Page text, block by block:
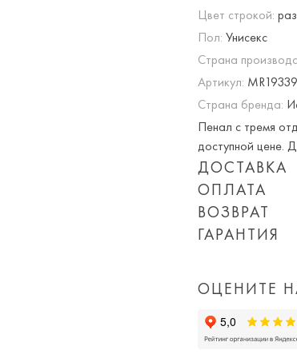
Цвет строкой:
Пол: Унисекс
Страна
Артикул: MR19339
Страна бренда:
Пенал с тремя
доступной цене.
ДОСТАВКА
Опция частичная
Приблизительная
доставки, а так
доставка).
ОПЛАТА
При оплате
суммируются!
ВОЗВРАТ
Мы вернем или
Просто
ГАРАНТИЯ
ОЦЕНИТЕ